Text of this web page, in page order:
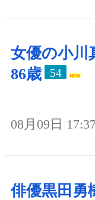
女優の小川
86歳
54
08月09日
俳優黒田勇